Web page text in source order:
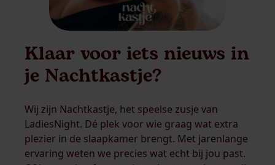
Klaar voor iets nieuws in
je Nachtkastje?
Wij zijn Nachtkastje, het speelse zusje van
LadiesNight. Dé plek voor wie graag wat extra
plezier in de slaapkamer brengt. Met jarenlange
ervaring weten we precies wat echt bij jou past.